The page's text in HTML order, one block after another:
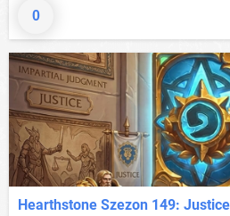
0
Hearthstone Szezon 149: Justice